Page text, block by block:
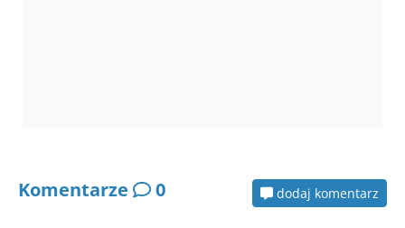
Komentarze 0 dodaj komentarz